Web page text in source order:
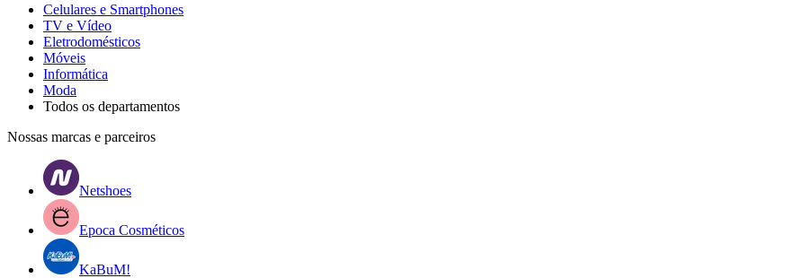
Celulares e Smartphones
TV e Vídeo
Eletrodomésticos
Móveis
Informática
Moda
Todos os departamentos
Nossas marcas e parceiros
Netshoes
Epoca Cosméticos
KaBuM!